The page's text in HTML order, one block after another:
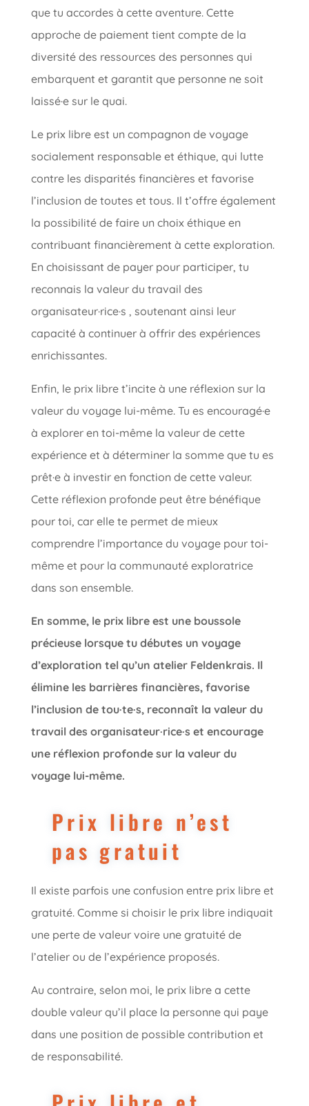
que tu accordes à cette aventure. Cette
approche de paiement tient compte de la
diversité des ressources des personnes qui
embarquent et garantit que personne ne soit
laissé·e sur le quai.
Le prix libre est un compagnon de voyage
socialement responsable et éthique, qui lutte
contre les disparités financières et favorise
l’inclusion de toutes et tous. Il t’offre également
la possibilité de faire un choix éthique en
contribuant financièrement à cette exploration.
En choisissant de payer pour participer, tu
reconnais la valeur du travail des
organisateur·rice·s , soutenant ainsi leur
capacité à continuer à offrir des expériences
enrichissantes.
Enfin, le prix libre t’incite à une réflexion sur la
valeur du voyage lui-même. Tu es encouragé·e
à explorer en toi-même la valeur de cette
expérience et à déterminer la somme que tu es
prêt·e à investir en fonction de cette valeur.
Cette réflexion profonde peut être bénéfique
pour toi, car elle te permet de mieux
comprendre l’importance du voyage pour toi-
même et pour la communauté exploratrice
dans son ensemble.
En somme, le prix libre est une boussole
précieuse lorsque tu débutes un voyage
d’exploration tel qu’un atelier Feldenkrais. Il
élimine les barrières financières, favorise
l’inclusion de tou·te·s, reconnaît la valeur du
travail des organisateur·rice·s et encourage
une réflexion profonde sur la valeur du
voyage lui-même.
Prix libre n’est
pas gratuit
Il existe parfois une confusion entre prix libre et
gratuité. Comme si choisir le prix libre indiquait
une perte de valeur voire une gratuité de
l’atelier ou de l’expérience proposés.
Au contraire, selon moi, le prix libre a cette
double valeur qu’il place la personne qui paye
dans une position de possible contribution et
de responsabilité.